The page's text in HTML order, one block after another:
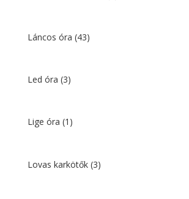
Láncos óra (43)
Led óra (3)
Lige óra (1)
Lovas karkötők (3)